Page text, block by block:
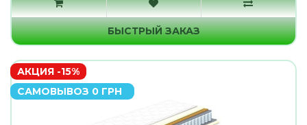
БЫСТРЫЙ ЗАКАЗ
АКЦИЯ -15%
САМОВЫВОЗ 0 ГРН